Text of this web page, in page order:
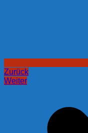
Zurück
Weiter